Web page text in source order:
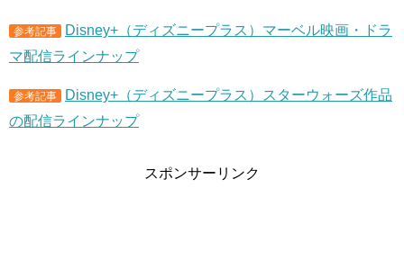
参考記事
Disney+（ディズニープラス）マーベル映画・ドラ
マ配信ラインナップ
参考記事
Disney+（ディズニープラス）スターウォーズ作品
の配信ラインナップ
スポンサーリンク